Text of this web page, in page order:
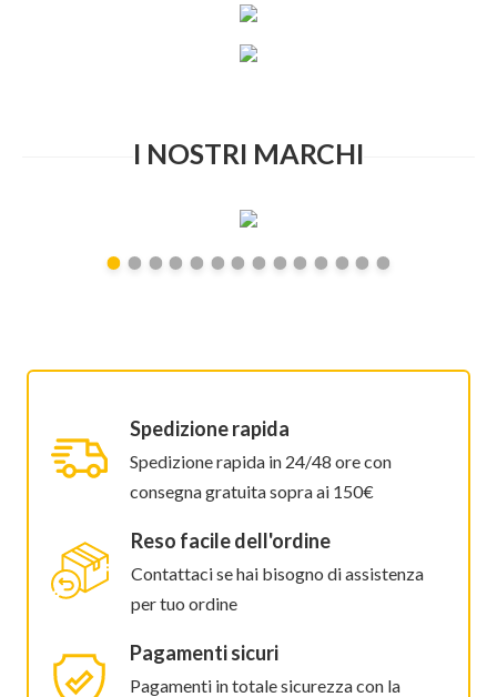
I NOSTRI MARCHI
Spedizione rapida
Spedizione rapida in 24/48 ore con
consegna gratuita sopra ai 150€
Reso facile dell'ordine
Contattaci se hai bisogno di assistenza
per tuo ordine
Pagamenti sicuri
Pagamenti in totale sicurezza con la